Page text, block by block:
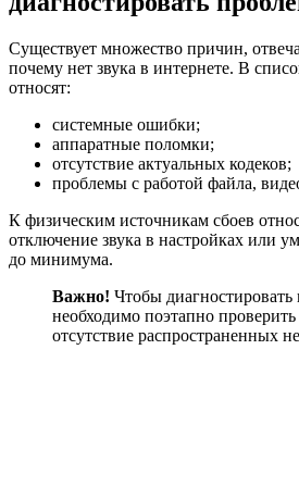
Существует множество причин,
почему нет звука в интернете. В
относят:
системные ошибки;
аппаратные поломки;
отсутствие актуальных кодеков;
проблемы с работой файла,
К физическим источникам сбоев
отключение звука в настройках или
до минимума.
Важно! Чтобы диагностировать
необходимо поэтапно
отсутствие распространенных